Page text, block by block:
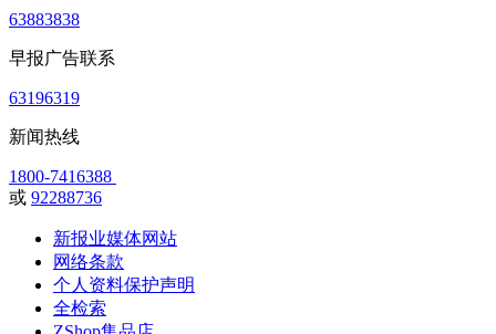
63883838
早报广告联系
63196319
新闻热线
1800-7416388
或 92288736
新报业媒体网站
网络条款
个人资料保护声明
全检索